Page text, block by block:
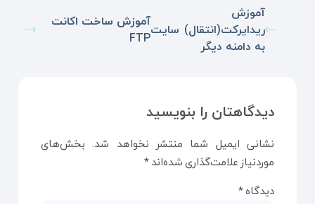
آموزش
ریدایرکت(انتقال) سایت
به دامنه دیگر
آموزش ساخت اکانت
FTP
دیدگاهتان را بنویسید
نشانی ایمیل شما منتشر نخواهد شد. بخش‌های
موردنیاز علامت‌گذاری شده‌اند*
دیدگاه*